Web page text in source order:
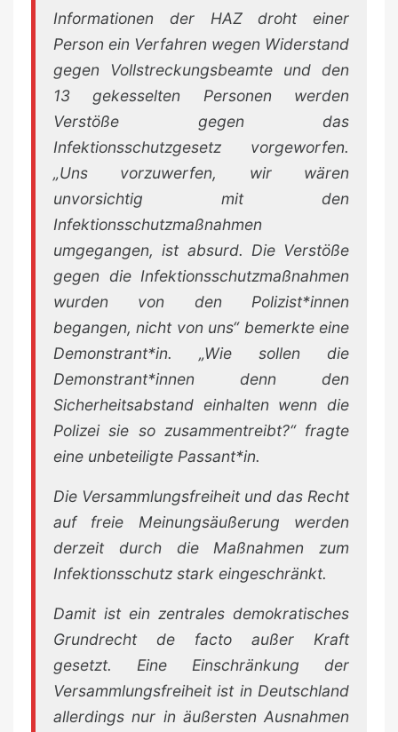
Informationen der HAZ droht einer
Person ein Verfahren wegen Widerstand
gegen Vollstreckungsbeamte und den
13 gekesselten Personen werden
Verstöße gegen das
Infektionsschutzgesetz vorgeworfen.
„Uns vorzuwerfen, wir wären
unvorsichtig mit den
Infektionsschutzmaßnahmen
umgegangen, ist absurd. Die Verstöße
gegen die Infektionsschutzmaßnahmen
wurden von den Polizist*innen
begangen, nicht von uns“ bemerkte eine
Demonstrant*in. „Wie sollen die
Demonstrant*innen denn den
Sicherheitsabstand einhalten wenn die
Polizei sie so zusammentreibt?“ fragte
eine unbeteiligte Passant*in.
Die Versammlungsfreiheit und das Recht
auf freie Meinungsäußerung werden
derzeit durch die Maßnahmen zum
Infektionsschutz stark eingeschränkt.
Damit ist ein zentrales demokratisches
Grundrecht de facto außer Kraft
gesetzt. Eine Einschränkung der
Versammlungsfreiheit ist in Deutschland
allerdings nur in äußersten Ausnahmen